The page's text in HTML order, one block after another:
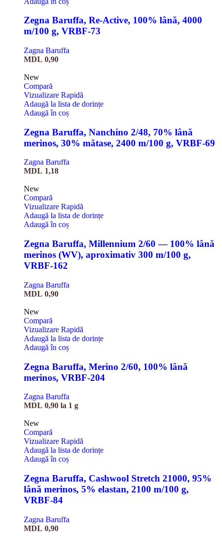
Zegna Baruffa, Re-Active, 100% lână, 4000
m/100 g, VRBF-73
Zagna Baruffa
MDL 0,90
New
Compară
Vizualizare Rapidă
Adaugă la lista de dorințe
Adaugă în coș
Zegna Baruffa, Nanchino 2/48, 70% lână
merinos, 30% mătase, 2400 m/100 g, VRBF-69
Zagna Baruffa
MDL 1,18
New
Compară
Vizualizare Rapidă
Adaugă la lista de dorințe
Adaugă în coș
Zegna Baruffa, Millennium 2/60 — 100% lână
merinos (WV), aproximativ 300 m/100 g,
VRBF-162
Zagna Baruffa
MDL 0,90
New
Compară
Vizualizare Rapidă
Adaugă la lista de dorințe
Adaugă în coș
Zegna Baruffa, Merino 2/60, 100% lână
merinos, VRBF-204
Zagna Baruffa
MDL 0,90 la 1 g
New
Compară
Vizualizare Rapidă
Adaugă la lista de dorințe
Adaugă în coș
Zegna Baruffa, Cashwool Stretch 21000, 95%
lână merinos, 5% elastan, 2100 m/100 g,
VRBF-84
Zagna Baruffa
MDL 0,90